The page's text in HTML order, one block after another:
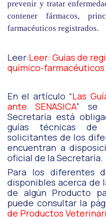
prevenir y tratar
contener fármacos,
farmacéuticos registrados.
Leer:Leer: Guías de
químico-farmacéuticos
En el artículo “Las
ante SENASICA” se
Secretaría está
guías técnicas de
solicitantes de los
encuentran a
oficial de la Secretaría.
Para los diferentes
disponibles acerca de
de algún Producto
puede consultar la
de Productos